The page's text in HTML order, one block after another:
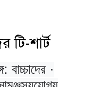
টি-শার্ট
বাচ্চাদের ·